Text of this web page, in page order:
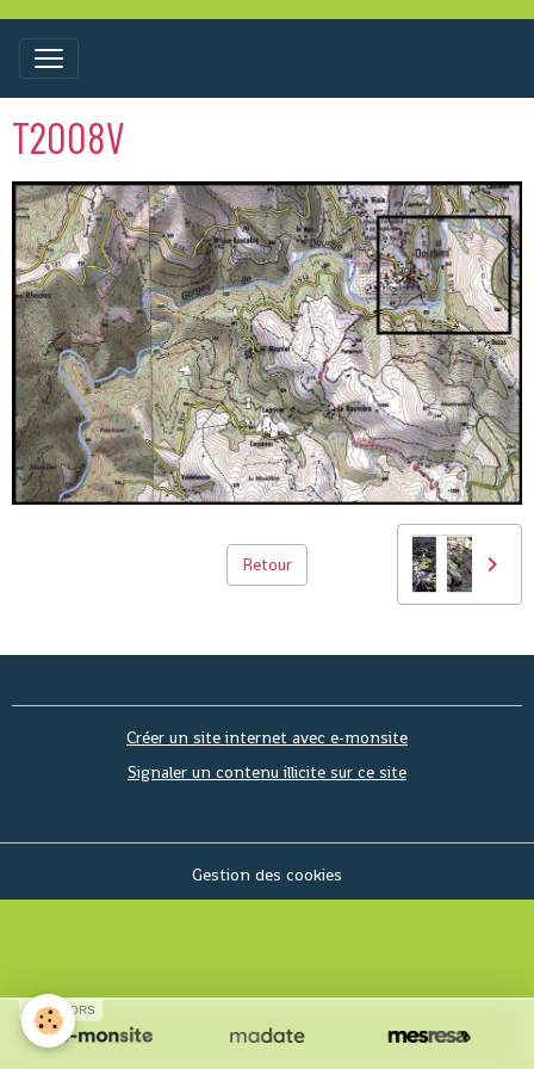
T2008V
Retour
Créer un site internet avec e-monsite
Signaler un contenu illicite sur ce site
Gestion des cookies
SPONSORS